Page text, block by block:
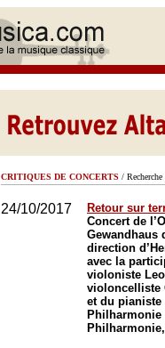
CRITIQUES DE CONCERTS / Recherche
24/10/2017
Retour sur
Concert de
Gewandhaus
direction
avec la
violoniste
violoncelliste
et du
Philharmonie